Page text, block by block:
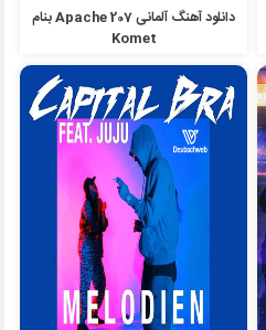
دانلود آهنگ آلمانی Apache 207 بنام
Komet